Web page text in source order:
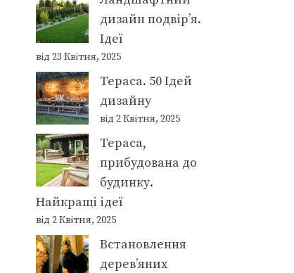
дизайн подвір’я.
Ідеї
від 23 Квітня, 2025
Тераса. 50 Ідей
дизайну
від 2 Квітня, 2025
Тераса,
прибудована до
будинку.
Найкращі ідеї
від 2 Квітня, 2025
Встановлення
дерев’яних